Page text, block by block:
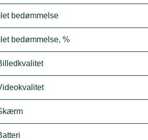
bedømmelse
bedømmelse, %